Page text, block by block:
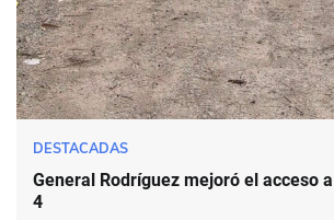
DESTACADAS
General Rodríguez mejoró el acceso
4